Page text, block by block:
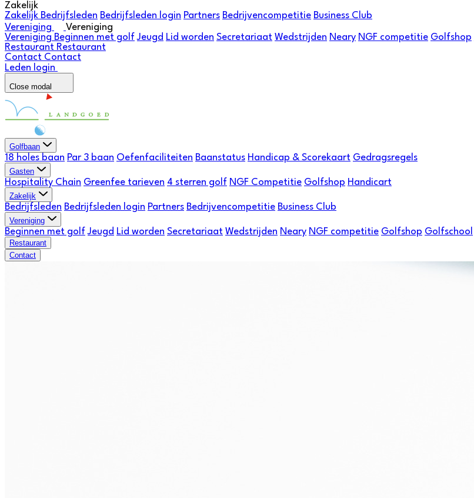
Zakelijk
Zakelijk Bedrijfsleden Bedrijfsleden login Partners Bedrijvencompetitie Business Club
Vereniging
Vereniging
Vereniging Beginnen met golf Jeugd Lid worden Secretariaat Wedstrijden Neary NGF competitie Golfshop
Restaurant Restaurant
Contact Contact
Leden login
Close modal
Golfbaan
18 holes baan Par 3 baan Oefenfaciliteiten Baanstatus Handicap & Scorekaart Gedragsregels
Gasten
Hospitality Chain Greenfee tarieven 4 sterren golf NGF Competitie Golfshop Handicart
Zakelijk
Bedrijfsleden Bedrijfsleden login Partners Bedrijvencompetitie Business Club
Vereniging
Beginnen met golf Jeugd Lid worden Secretariaat Wedstrijden Neary NGF competitie Golfshop Golfschool
Restaurant
Contact